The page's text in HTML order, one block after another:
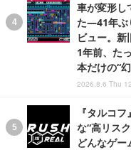
車が変形し
た―41年ぶ
ビュー。
1年前、た
本だけの“
2026.8.6 Thu
『タルコ
な“高リス
どんなゲー